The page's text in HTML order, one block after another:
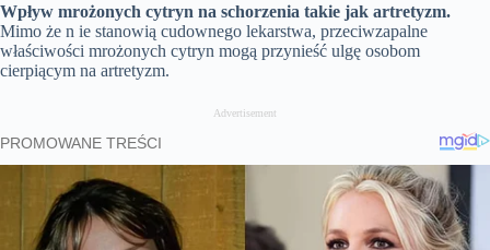
Wpływ mrożonych cytryn na schorzenia takie jak artretyzm.
Mimo że n ie stanowią cudownego lekarstwa, przeciwzapalne
właściwości mrożonych cytryn mogą przynieść ulgę osobom
cierpiącym na artretyzm.
Advertisement